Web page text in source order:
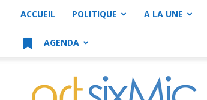
ACCUEIL POLITIQUE A LA UNE
AGENDA
artsixMic